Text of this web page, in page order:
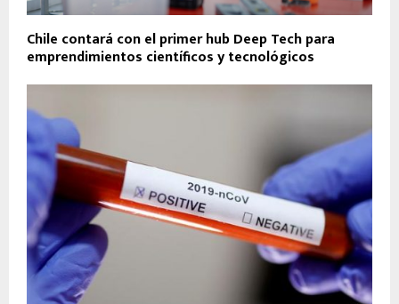
Chile contará con el primer hub Deep Tech para
emprendimientos científicos y tecnológicos